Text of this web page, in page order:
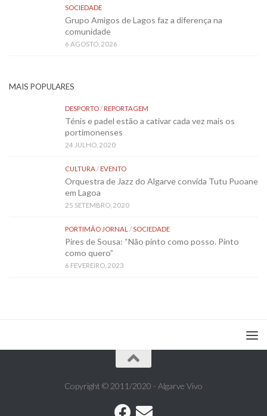
SOCIEDADE
Grupo Amigos de Lagos faz a diferença na
comunidade
6 AGOSTO, 2026
MAIS POPULARES
DESPORTO/REPORTAGEM
Ténis e padel estão a cativar cada vez mais os
portimonenses
24 JULHO, 2020
CULTURA/EVENTO
Orquestra de Jazz do Algarve convida Tutu Puoane
em Lagoa
25 SETEMBRO, 2020
PORTIMÃO JORNAL /SOCIEDADE
Pires de Sousa: “Não pinto como posso. Pinto
como quero”
6 FEVEREIRO, 2023
Copyright © 2011/2020 - Algarve Vivo